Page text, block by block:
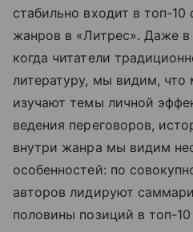
стабильно входит в топ-
жанров в «Литрес». Даже в
когда читатели
литературу, мы видим, что
изучают темы личной
ведения переговоров,
внутри жанра мы видим
особенностей: по
авторов лидируют
половины позиций в топ-